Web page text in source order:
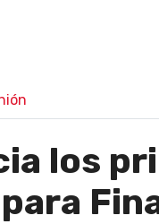
los